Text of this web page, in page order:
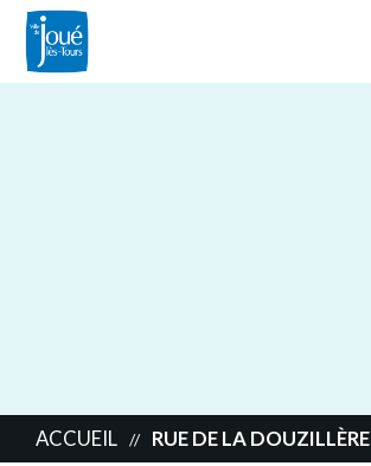
ACCUEIL // RUE DE LA DOUZILLÈRE